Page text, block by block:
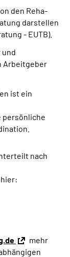
den Reha-
darstellen
- EUTB).
und
Arbeitgeber
ist ein
persönliche
nach
mehr